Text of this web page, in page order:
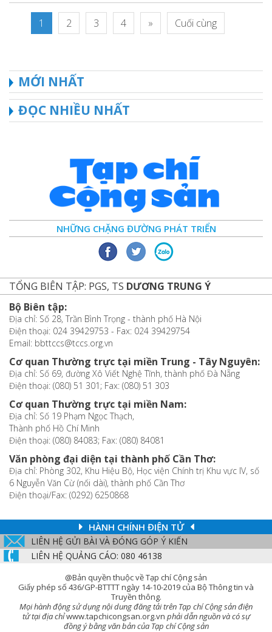
1 2 3 4 » Cuối cùng
MỚI NHẤT
ĐỌC NHIỀU NHẤT
NHỮNG CHẶNG ĐƯỜNG PHÁT TRIỂN
TỔNG BIÊN TẬP: PGS, TS DƯƠNG TRUNG Ý
Bộ Biên tập:
Địa chỉ: Số 28, Trần Bình Trọng - thành phố Hà Nội
Điện thoại: 024 39429753 - Fax: 024 39429754
Email: bbttccs@tccs.org.vn
Cơ quan Thường trực tại miền Trung - Tây Nguyên:
Địa chỉ: Số 69, đường Xô Viết Nghệ Tĩnh, thành phố Đà Nẵng
Điện thoại: (080) 51 301; Fax: (080) 51 303
Cơ quan Thường trực tại miền Nam:
Địa chỉ: Số 19 Phạm Ngọc Thạch,
Thành phố Hồ Chí Minh
Điện thoại: (080) 84083; Fax: (080) 84081
Văn phòng đại diện tại thành phố Cần Thơ:
Địa chỉ: Phòng 302, Khu Hiệu Bộ, Học viện Chính trị Khu vực IV, số
6 Nguyễn Văn Cừ (nối dài), thành phố Cần Thơ
Điện thoại/Fax: (0292) 6250868
HÀNH CHÍNH ĐIỆN TỬ
LIÊN HỆ GỬI BÀI VÀ ĐÓNG GÓP Ý KIẾN
LIÊN HỆ QUẢNG CÁO: 080 46138
@Bản quyền thuộc về Tạp chí Cộng sản
Giấy phép số 436/GP-BTTTT ngày 14-10-2019 của Bộ Thông tin và
Truyền thông.
Mọi hành động sử dụng nội dung đăng tải trên Tạp chí Cộng sản điện
tử tại địa chỉwww.tapchicongsan.org.vn phải dẫn nguồn và có sự
đồng ý bằng văn bản của Tạp chí Cộng sản